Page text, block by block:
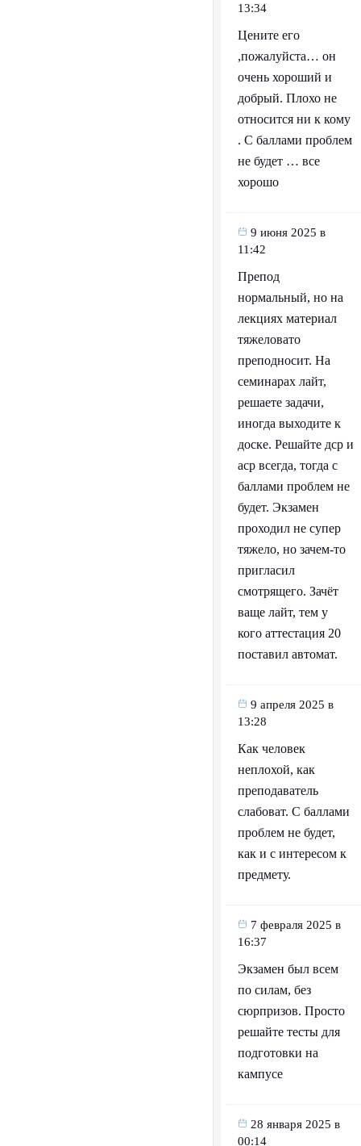
13:34
Цените его
,пожалуйста… он
очень хороший и
добрый. Плохо не
относится ни к кому
. С баллами проблем
не будет … все
хорошо
9 июня 2025 в
11:42
Препод
нормальный, но на
лекциях материал
тяжеловато
преподносит. На
семинарах лайт,
решаете задачи,
иногда выходите к
доске. Решайте дср и
аср всегда, тогда с
баллами проблем не
будет. Экзамен
проходил не супер
тяжело, но зачем-то
пригласил
смотрящего. Зачёт
ваще лайт, тем у
кого аттестация 20
поставил автомат.
9 апреля 2025 в
13:28
Как человек
неплохой, как
преподаватель
слабоват. С баллами
проблем не будет,
как и с интересом к
предмету.
7 февраля 2025 в
16:37
Экзамен был всем
по силам, без
сюрпризов. Просто
решайте тесты для
подготовки на
кампусе
28 января 2025 в
00:14